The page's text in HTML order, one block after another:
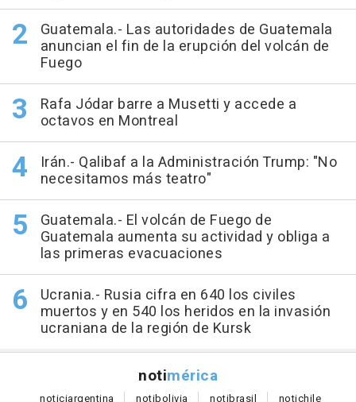
Guatemala.- Las autoridades de Guatemala
anuncian el fin de la erupción del volcán de
Fuego
Rafa Jódar barre a Musetti y accede a
octavos en Montreal
Irán.- Qalibaf a la Administración Trump: "No
necesitamos más teatro"
Guatemala.- El volcán de Fuego de
Guatemala aumenta su actividad y obliga a
las primeras evacuaciones
Ucrania.- Rusia cifra en 640 los civiles
muertos y en 540 los heridos en la invasión
ucraniana de la región de Kursk
notimérica
noticiargentina notibolivia notibrasil notichile